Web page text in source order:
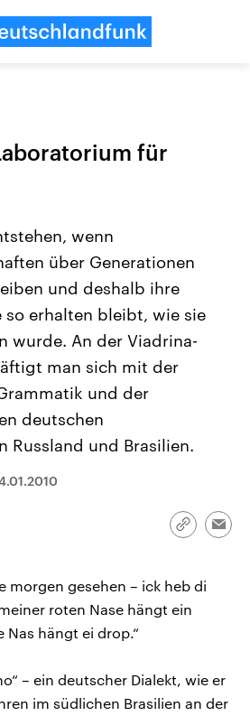
Anhalt
6.
neuen
das
aus
Berichte
Parteien
USA
Hintergründe
Wirtschaftlich und
gehören die Vereinigten
den mächtigsten Ländern
mit großem Einfluss auf
aktuelle Weltgeschehen.
für
wenn
über Generationen
und deshalb ihre
so erhalten bleibt, wie sie
wurde. An der Viadrina-
man sich mit der
und der
deutschen
Russland und Brasilien.
Link
morgen gesehen – ick heb di
roten Nase hängt ein
Nas hängt ei drop.“
– ein deutscher Dialekt, wie er
im südlichen Brasilien an der